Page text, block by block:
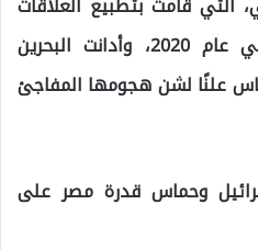
الدبلوماسية مع إسرائيل في عام 2020، وأدانت البحرين
علنًا لشن هجومها المفاجئ
وحماس قدرة مصر على